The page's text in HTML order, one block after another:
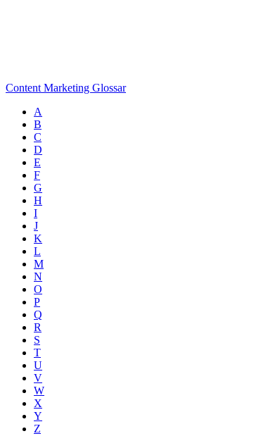
Content Marketing Glossar
A
B
C
D
E
F
G
H
I
J
K
L
M
N
O
P
Q
R
S
T
U
V
W
X
Y
Z